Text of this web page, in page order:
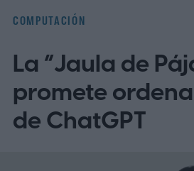
diseñada para funcionar.
pero hay un detalle
los usuarios no pueden
OneDrive Photos sin
aplicación principal de
COMPUTACIÓN
La “Jaula de
promete
de ChatGPT